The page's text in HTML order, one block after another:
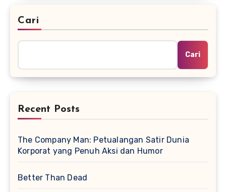
Cari
Cari
Recent Posts
The Company Man: Petualangan Satir Dunia
Korporat yang Penuh Aksi dan Humor
Better Than Dead